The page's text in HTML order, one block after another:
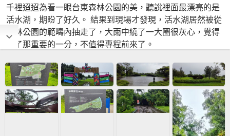
千裡迢迢為看一眼台東森林公園的美，聽說裡面最漂亮的是
活水湖，期盼了好久。 結果到現場才發現，活水湖居然被從
森林公園的範疇內抽走了，大雨中繞了一大圈很灰心，覺得
少了那重要的一分，不值得專程前來了。